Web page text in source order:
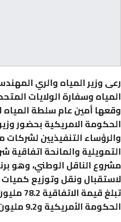
رعى وزير المياه والري
وقعها أمين عام سلطة
الحكومة الامريكية بحضور
والرؤساء التنفيذيين لشركات
التمويلية والمانحة اتفاقية
مشروع الناقل الوطني، وهو
لاستقبال ونقل وتوزيع كميات
الحكومة الأمريكية و9.2 مليون دولار من حكومة المملكة الأردنية الهاشمية.